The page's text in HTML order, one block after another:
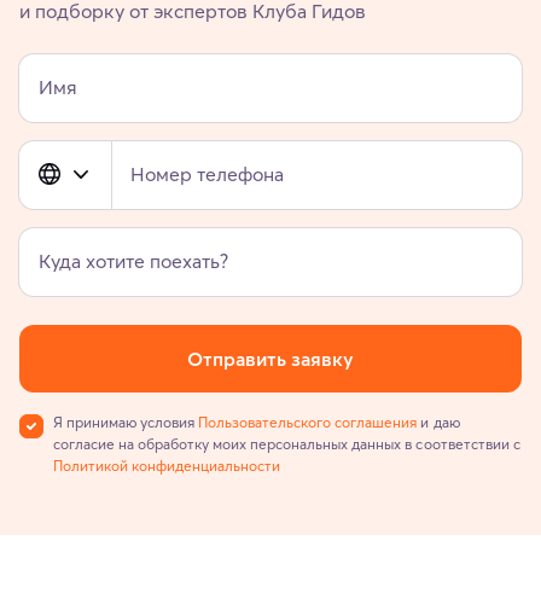
и подборку от экспертов Клуба Гидов
Имя
Номер телефона
Куда хотите поехать?
Отправить заявку
Я принимаю условия Пользовательского соглашения и даю
согласие на обработку моих персональных данных в соответствии с
Политикой конфиденциальности